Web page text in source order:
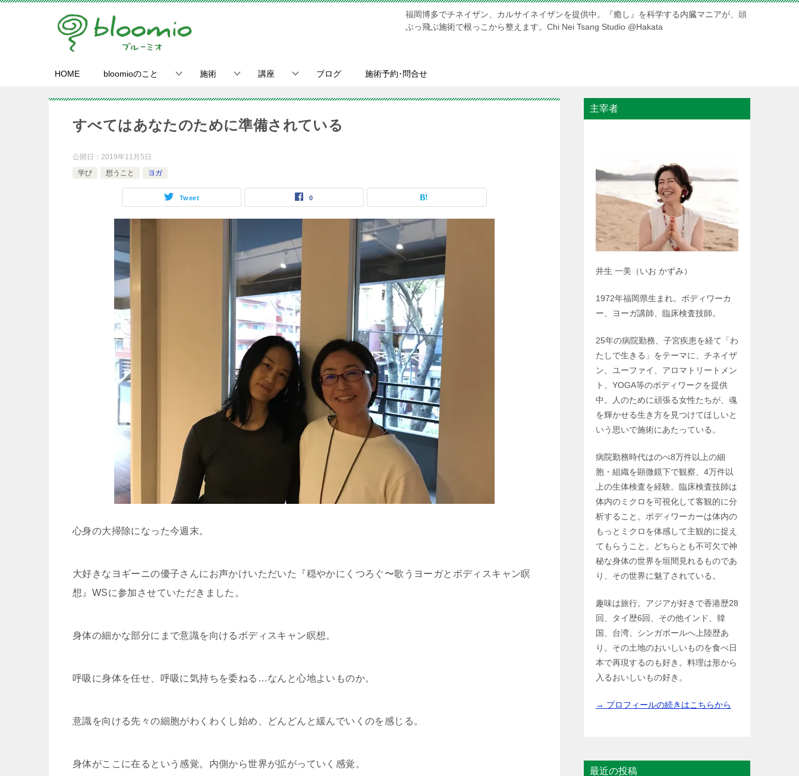
福岡博多でチネイザン、カルサイネイザンを提供中。『癒し』を科学する内臓マニアが、頭
ぶっ飛ぶ施術で根っこから整えます。Chi Nei Tsang Studio @Hakata
HOME bloomioのこと 施術 講座 ブログ 施術予約･問合せ
すべてはあなたのために準備されている
公開日： 2019年11月5日
学び
想うこと ヨガ
Tweet 0
心身の大掃除になった今週末。
大好きなヨギーニの優子さんにお声かけいただいた『穏やかにくつろぐ〜歌うヨーガとボディスキャン瞑
想』WSに参加させていただきました。
身体の細かな部分にまで意識を向けるボディスキャン瞑想。
呼吸に身体を任せ、呼吸に気持ちを委ねる…なんと心地よいものか。
意識を向ける先々の細胞がわくわくし始め、どんどんと緩んでいくのを感じる。
身体がここに在るという感覚。内側から世界が拡がっていく感覚。
主宰者
井生 一美（いお かずみ）
1972年福岡県生まれ。ボディワーカ
ー、ヨーガ講師、臨床検査技師。
25年の病院勤務、子宮疾患を経て「わ
たしで生きる」をテーマに、チネイザ
ン、ユーファイ、アロマトリートメン
ト、YOGA等のボディワークを提供
中。人のために頑張る女性たちが、魂
を輝かせる生き方を見つけてほしいと
いう思いで施術にあたっている。
病院勤務時代はのべ8万件以上の細
胞・組織を顕微鏡下で観察、4万件以
上の生体検査を経験。臨床検査技師は
体内のミクロを可視化して客観的に分
析すること。ボディワーカーは体内の
もっとミクロを体感して主観的に捉え
てもらうこと。どちらとも不可欠で神
秘な身体の世界を垣間見れるものであ
り、その世界に魅了されている。
趣味は旅行。アジアが好きで香港歴28
回、タイ歴6回、その他インド、韓
国、台湾、シンガポールへ上陸歴あ
り。その土地のおいしいものを食べ日
本で再現するのも好き。料理は形から
入るおいしいもの好き。
→ プロフィールの続きはこちらから
最近の投稿